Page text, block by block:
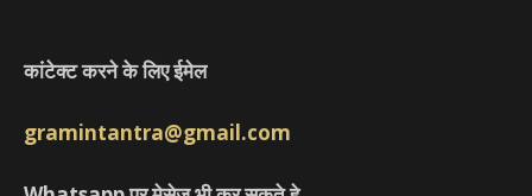
कांटेक्ट करने के लिए ईमेल
gramintantra@gmail.com